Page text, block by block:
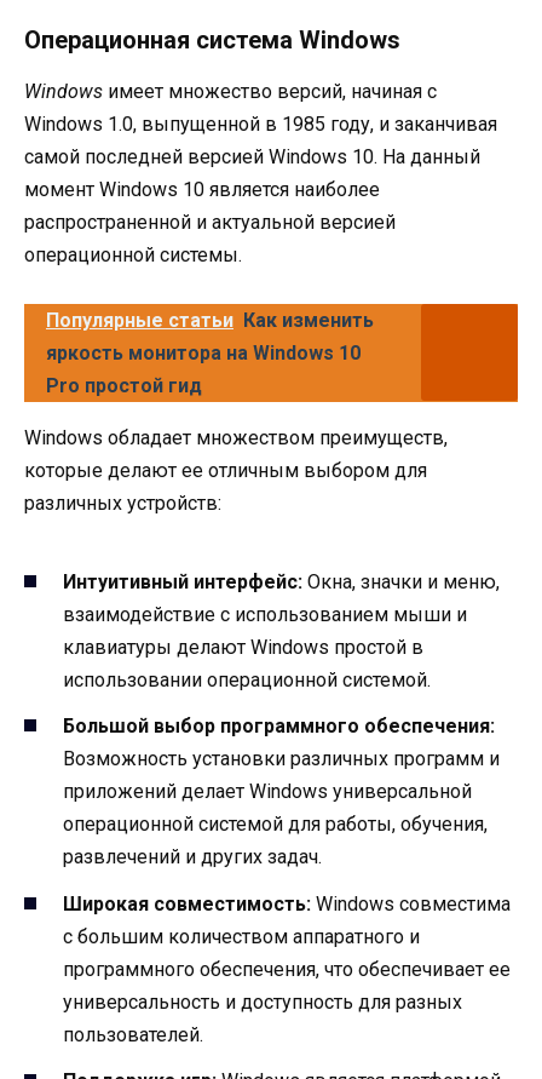
Операционная система Windows
Windows имеет множество версий, начиная с
Windows 1.0, выпущенной в 1985 году, и заканчивая
самой последней версией Windows 10. На данный
момент Windows 10 является наиболее
распространенной и актуальной версией
операционной системы.
Популярные статьи Как изменить
яркость монитора на Windows 10
Pro простой гид
Windows обладает множеством преимуществ,
которые делают ее отличным выбором для
различных устройств:
Интуитивный интерфейс: Окна, значки и меню,
взаимодействие с использованием мыши и
клавиатуры делают Windows простой в
использовании операционной системой.
Большой выбор программного обеспечения:
Возможность установки различных программ и
приложений делает Windows универсальной
операционной системой для работы, обучения,
развлечений и других задач.
Широкая совместимость: Windows совместима
с большим количеством аппаратного и
программного обеспечения, что обеспечивает ее
универсальность и доступность для разных
пользователей.